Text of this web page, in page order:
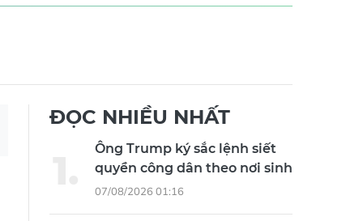
ĐỌC NHIỀU NHẤT
Ông Trump ký sắc lệnh siết
quyền công dân theo nơi sinh
07/08/2026 01:16